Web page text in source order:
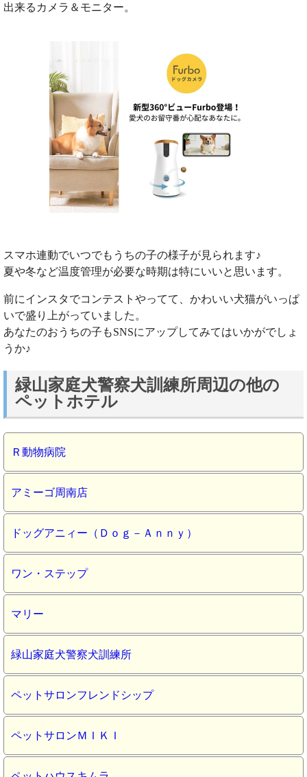
出来るカメラ＆モニター。
スマホ連動でいつでもうちの子の様子が見られます♪
夏や冬など温度管理が必要な時期は特にいいと思います。
前にインスタでコンテストやってて、かわいい犬猫がいっぱ
いで盛り上がっていました。
あなたのおうちの子もSNSにアップしてみてはいかがでしょ
うか♪
緑山家庭犬警察犬訓練所周辺の他の
ペットホテル
Ｒ動物病院
アミーゴ周南店
ドッグアニィー（Ｄｏｇ－Ａｎｎｙ）
ワン・ステップ
マリー
緑山家庭犬警察犬訓練所
ペットサロンフレンドシップ
ペットサロンＭＩＫＩ